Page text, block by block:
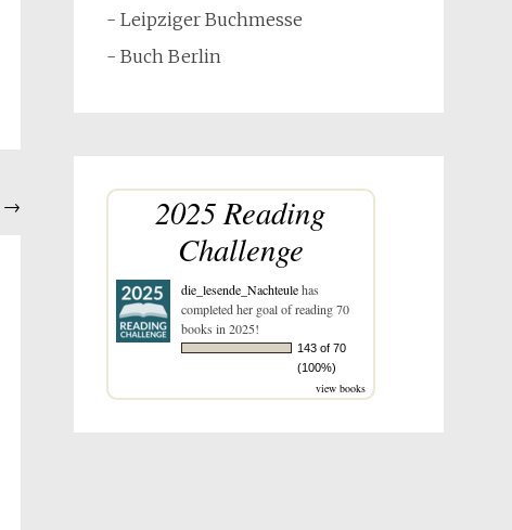
→
- Leipziger Buchmesse
- Buch Berlin
2025 Reading
Challenge
die_lesende_Nachteulehas
completed her goal of reading 70
books in 2025!
143 of 70
(100%)
view books